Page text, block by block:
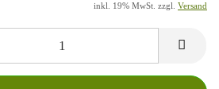
inkl. 19% MwSt. zzgl. Versand